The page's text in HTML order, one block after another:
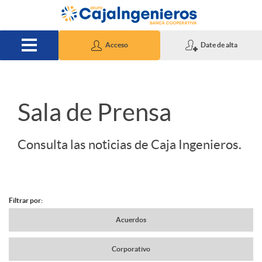
Saltar al contenido principal
Acceso Date de alta
S
Sala de Prensa
Consulta las noticias de Caja Ingenieros.
N
Filtrar por:
Acuerdos
Corporativo